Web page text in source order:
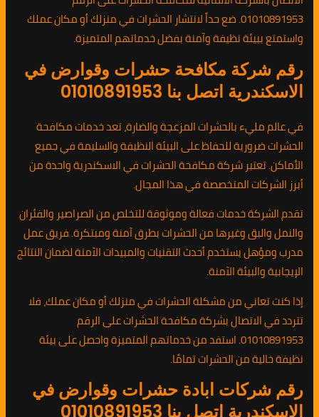
01010891953. ضع حداً لانتشار الحشرات في منزلك أو مكان عملك
واستمتع ببيئة نظيفة وآمنة بفضل خدماتهم المتميزة.
رقم شركة مكافحة حشرات وقوارض في
الاسكندرية اتصل بنا 01010891953
في عالم مليء بالحشرات المزعجة والضارة، تعد خدمات مكافحة
الحشرات ضرورية للحفاظ على البيئة النظيفة والسليمة في جميع
الأماكن. تعتبر شركة مكافحة الحشرات في الاسكندرية واحدة من
أبرز الشركات المتخصصة في هذا المجال.
تقدم الشركة خدمات فعالة وموثوقة للتخلص من الصراصير والفئران
والنمل والبق وغيرها من الحشرات بطرق آمنة ومبتكرة. فريق عمل
مدرب ومؤهل يستخدم أحدث التقنيات والمبيدات الآمنة لضمان النتائج
الإيجابية والبيئة الآمنة.
إذا كنت تعاني من مشكلة الحشرات في منزلك أو مكان عملك، فلا
تتردد في الاتصال بشركة مكافحة الحشرات على الرقم
01010891953. استفد من خدماتهم المتميزة واحصل على بيئة
نظيفة خالية من الحشرات تمامًا.
رقم شركات ابادة حشرات وقوارض في
الاسكندرية اتصل بنا 01010891953